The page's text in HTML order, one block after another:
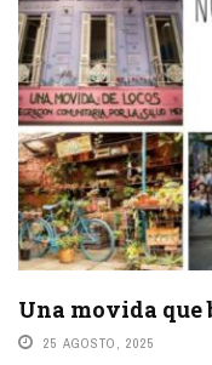
Una movida que
25 AGOSTO, 2025